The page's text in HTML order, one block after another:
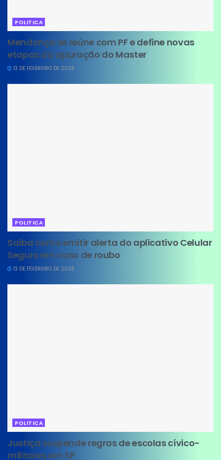
POLITICA
Mendonça se reúne com PF e define novas
etapas da apuração do Master
13 DE FEVEREIRO DE 2026
POLITICA
Saiba como emitir alerta do aplicativo Celular
Seguro em caso de roubo
13 DE FEVEREIRO DE 2026
POLITICA
Justiça suspende regras de escolas cívico-
militares em SP